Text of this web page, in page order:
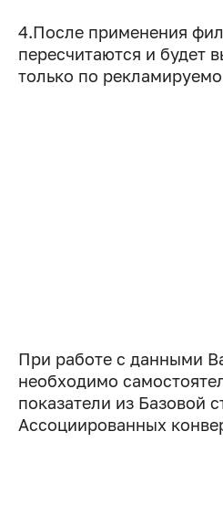
4.После применения
пересчитаются и будет
только по
При работе с данными
необходимо
показатели из Базовой
Ассоциированных